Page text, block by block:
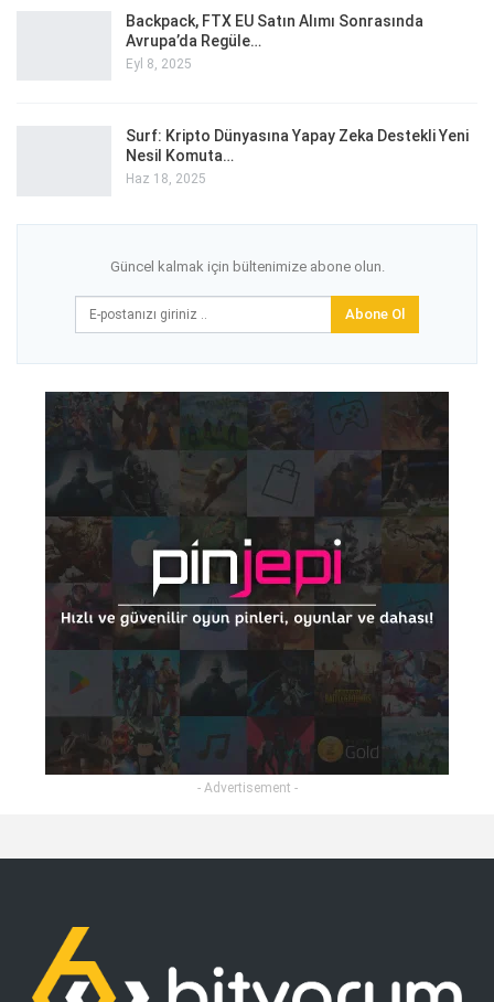
Backpack, FTX EU Satın Alımı Sonrasında
Avrupa’da Regüle…
Eyl 8, 2025
Surf: Kripto Dünyasına Yapay Zeka Destekli Yeni
Nesil Komuta…
Haz 18, 2025
Güncel kalmak için bültenimize abone olun.
Abone Ol
- Advertisement -